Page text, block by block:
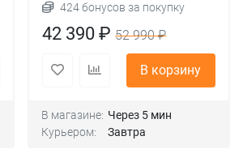
424 бонусов за покупку
42 390 ₽52 990 ₽
В корзину
В магазине: Через 5 мин
Курьером:
Завтра